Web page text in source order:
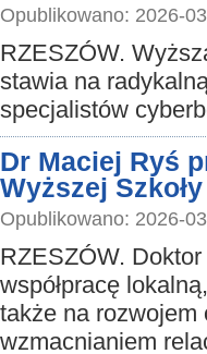
Opublikowano: 2026-
RZESZÓW.
stawia na
specjalistów
Dr Maciej Ryś
Wyższej
Opublikowano: 2026-
RZESZÓW.
współpracę
także na rozwojem
wzmacnianiem